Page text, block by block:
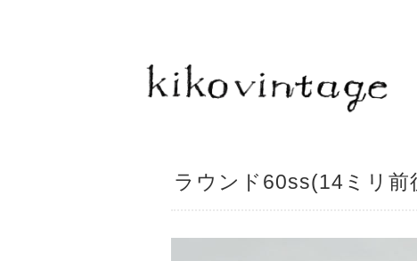
ラウンド60ss(14ミリ前